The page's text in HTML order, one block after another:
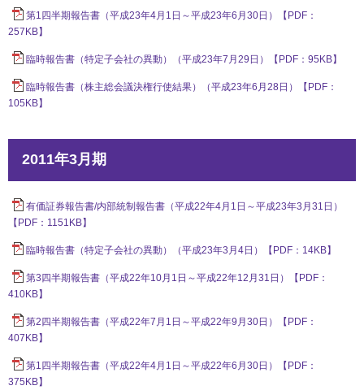
第1四半期報告書（平成23年4月1日～平成23年6月30日）【PDF：
257KB】
臨時報告書（特定子会社の異動）（平成23年7月29日）【PDF：95KB】
臨時報告書（株主総会議決権行使結果）（平成23年6月28日）【PDF：
105KB】
2011年3月期
有価証券報告書/内部統制報告書（平成22年4月1日～平成23年3月31日）
【PDF：1151KB】
臨時報告書（特定子会社の異動）（平成23年3月4日）【PDF：14KB】
第3四半期報告書（平成22年10月1日～平成22年12月31日）【PDF：
410KB】
第2四半期報告書（平成22年7月1日～平成22年9月30日）【PDF：
407KB】
第1四半期報告書（平成22年4月1日～平成22年6月30日）【PDF：
375KB】